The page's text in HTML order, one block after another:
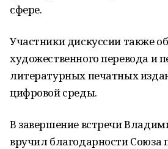
сфере.
Участники дискуссии также
художественного перевода и
литературных печатных
цифровой среды.
В завершение встречи
вручил благодарности Союза